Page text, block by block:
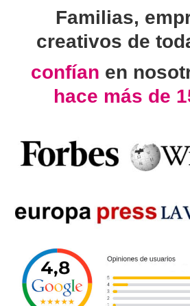
Familias,
creativos de
confían en
hace más de